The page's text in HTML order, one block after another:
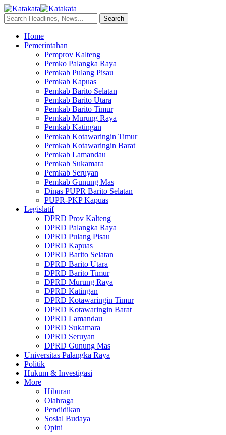
Home
Pemerintahan
Pemprov Kalteng
Pemko Palangka Raya
Pemkab Pulang Pisau
Pemkab Kapuas
Pemkab Barito Selatan
Pemkab Barito Utara
Pemkab Barito Timur
Pemkab Murung Raya
Pemkab Katingan
Pemkab Kotawaringin Timur
Pemkab Kotawaringin Barat
Pemkab Lamandau
Pemkab Sukamara
Pemkab Seruyan
Pemkab Gunung Mas
Dinas PUPR Barito Selatan
PUPR-PKP Kapuas
Legislatif
DPRD Prov Kalteng
DPRD Palangka Raya
DPRD Pulang Pisau
DPRD Kapuas
DPRD Barito Selatan
DPRD Barito Utara
DPRD Barito Timur
DPRD Murung Raya
DPRD Katingan
DPRD Kotawaringin Timur
DPRD Kotawaringin Barat
DPRD Lamandau
DPRD Sukamara
DPRD Seruyan
DPRD Gunung Mas
Universitas Palangka Raya
Politik
Hukum & Investigasi
More
Hiburan
Olahraga
Pendidikan
Sosial Budaya
Opini